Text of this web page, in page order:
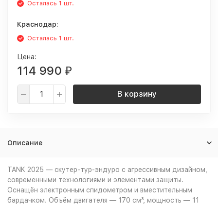
Осталась 1 шт.
Краснодар:
Осталась 1 шт.
Цена:
114 990 ₽
В корзину
Описание
TANK 2025 — скутер-тур-эндуро с агрессивным дизайном,
современными технологиями и элементами защиты.
Оснащён электронным спидометром и вместительным
бардачком. Объём двигателя — 170 см³, мощность — 11